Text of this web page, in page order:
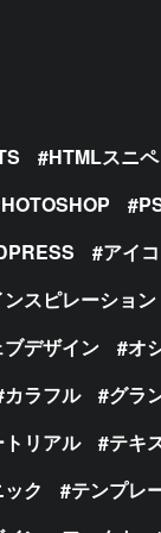
HTMLスニペ
アイ
ンスピレーション
ブデザイン
オ
カラフル
グラ
リアル
テキ
ク
テンプレ